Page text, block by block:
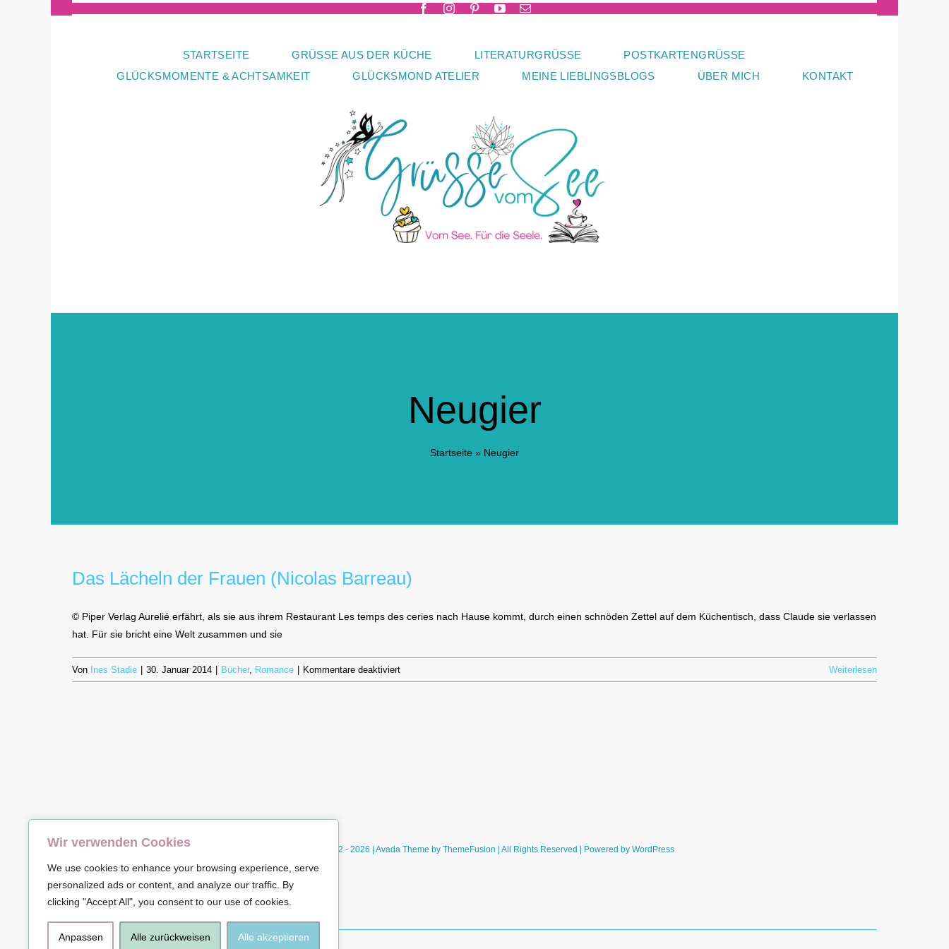
Wir verwenden Cookies
We use cookies to enhance your browsing experience, serve
personalized ads or content, and analyze our traffic. By
clicking "Accept All", you consent to our use of cookies.
Anpassen Alle zurückweisen Alle akzeptieren
STARTSEITE GRÜSSE AUS DER KÜCHE LITERATURGRÜSSE
POSTKARTENGRÜSSE
GLÜCKSMOMENTE & ACHTSAMKEIT
GLÜCKSMOND ATELIER MEINE LIEBLINGSBLOGS ÜBER MICH KONTAKT
Neugier
Startseite » Neugier
Das Lächeln der Frauen (Nicolas Barreau)
© Piper Verlag Aurelié erfährt, als sie aus ihrem Restaurant Les temps des ceries nach Hause kommt, durch einen schnöden Zettel auf dem Küchentisch, dass Claude sie verlassen
hat. Für sie bricht eine Welt zusammen und sie
Von Ines Stadie 30. Januar 2014 Bücher, Romance Kommentare deaktiviertfür
Das
Weiterlesen
© Copyright 2012 - 2026 | Avada Theme by ThemeFusion | All Rights Reserved | Powered by WordPress